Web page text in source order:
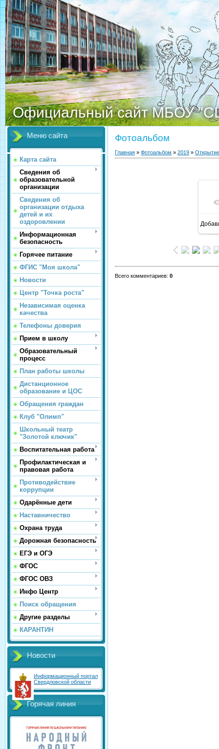
Официальный сайт МБОУ
Меню сайта
Карта сайта
Сведения об
образовательной
организации
Сведения об
организации отдыха
детей и их
оздоровлении
Информационная
безопасность
Горячее питание
ФГИС "Моя школа"
Новости
Центр "Точка роста"
Независимая оценка
качества
Телефоны доверия
Прием в школу
Образовательный
процесс
План работы школы
Дистанционное
образование и ЦОС
Обращения граждан
Клуб "Олимп"
Школьный театр
"Золотой ключик"
Воспитательная работа
Профилактическая и
правовая работа
Противодействие
коррупции
Одарённые дети
Наставничество
Охрана труда
Дорожная безопасность
ЕГЭ и ОГЭ
ФГОС
ФГОС ОВЗ
Инфо Центр
Поиск обращения
Другие разделы
КАРАНТИН
Новости
Информационный портал
Свердловской области
Горячая линия
Фотоальбом
Главная » Фотоальбом » 2019 »
Всего комментариев: 0